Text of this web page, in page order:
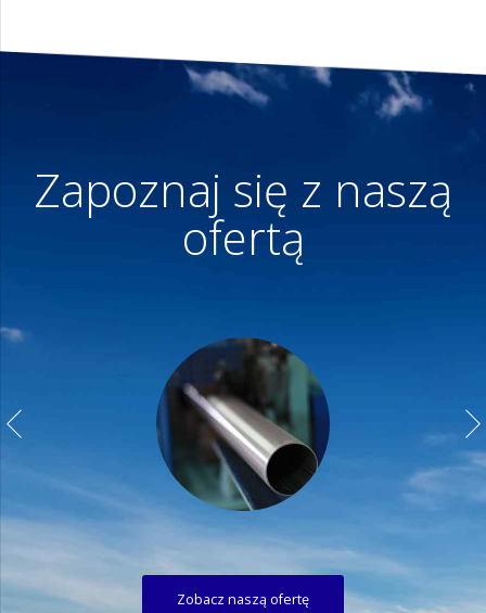
Zapoznaj się z naszą
ofertą
Zobacz naszą ofertę